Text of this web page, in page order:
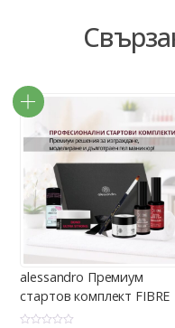
alessandro Премиум
стартов комплект FIBRE